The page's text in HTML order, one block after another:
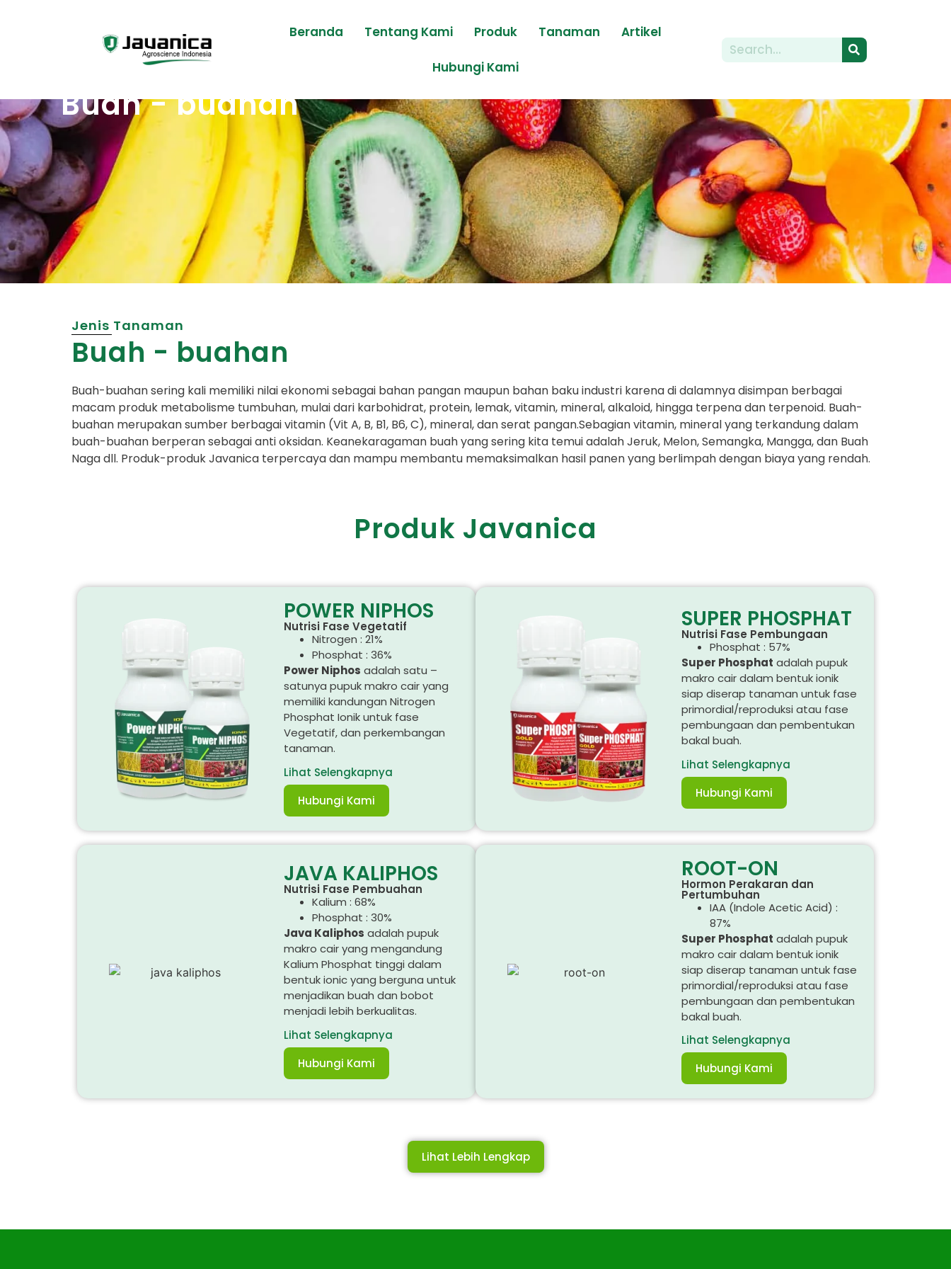
Beranda Tentang Kami Produk Tanaman Artikel
Hubungi Kami
Buah - buahan
Jenis Tanaman
Buah - buahan
Buah-buahan sering kali memiliki nilai ekonomi sebagai bahan pangan maupun bahan baku industri karena di dalamnya disimpan berbagai
macam produk metabolisme tumbuhan, mulai dari karbohidrat, protein, lemak, vitamin, mineral, alkaloid, hingga terpena dan terpenoid. Buah-
buahan merupakan sumber berbagai vitamin (Vit A, B, B1, B6, C), mineral, dan serat pangan.Sebagian vitamin, mineral yang terkandung dalam
buah-buahan berperan sebagai anti oksidan. Keanekaragaman buah yang sering kita temui adalah Jeruk, Melon, Semangka, Mangga, dan Buah
Naga dll. Produk-produk Javanica terpercaya dan mampu membantu memaksimalkan hasil panen yang berlimpah dengan biaya yang rendah.
Produk Javanica
POWER NIPHOS
Nutrisi Fase Vegetatif
Nitrogen : 21%
Phosphat : 36%
Power Niphos adalah satu –
satunya pupuk makro cair yang
memiliki kandungan Nitrogen
Phosphat Ionik untuk fase
Vegetatif, dan perkembangan
tanaman.
Lihat Selengkapnya
Hubungi Kami
SUPER PHOSPHAT
Nutrisi Fase Pembungaan
Phosphat : 57%
Super Phosphat adalah pupuk
makro cair dalam bentuk ionik
siap diserap tanaman untuk fase
primordial/reproduksi atau fase
pembungaan dan pembentukan
bakal buah.
Lihat Selengkapnya
Hubungi Kami
JAVA KALIPHOS
Nutrisi Fase Pembuahan
Kalium : 68%
Phosphat : 30%
Java Kaliphos adalah pupuk
makro cair yang mengandung
Kalium Phosphat tinggi dalam
bentuk ionic yang berguna untuk
menjadikan buah dan bobot
menjadi lebih berkualitas.
Lihat Selengkapnya
Hubungi Kami
ROOT-ON
Hormon Perakaran dan
Pertumbuhan
IAA (Indole Acetic Acid) :
87%
Super Phosphat adalah pupuk
makro cair dalam bentuk ionik
siap diserap tanaman untuk fase
primordial/reproduksi atau fase
pembungaan dan pembentukan
bakal buah.
Lihat Selengkapnya
Hubungi Kami
Lihat Lebih Lengkap